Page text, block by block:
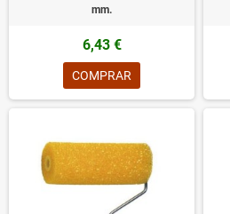
mm.
6,43 €
COMPRAR